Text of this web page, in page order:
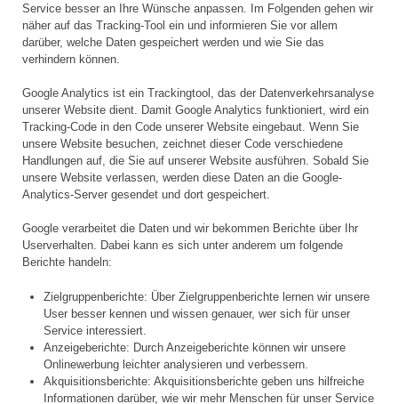
Service besser an Ihre Wünsche anpassen. Im Folgenden gehen wir
näher auf das Tracking-Tool ein und informieren Sie vor allem
darüber, welche Daten gespeichert werden und wie Sie das
verhindern können.
Google Analytics ist ein Trackingtool, das der Datenverkehrsanalyse
unserer Website dient. Damit Google Analytics funktioniert, wird ein
Tracking-Code in den Code unserer Website eingebaut. Wenn Sie
unsere Website besuchen, zeichnet dieser Code verschiedene
Handlungen auf, die Sie auf unserer Website ausführen. Sobald Sie
unsere Website verlassen, werden diese Daten an die Google-
Analytics-Server gesendet und dort gespeichert.
Google verarbeitet die Daten und wir bekommen Berichte über Ihr
Userverhalten. Dabei kann es sich unter anderem um folgende
Berichte handeln:
Zielgruppenberichte: Über Zielgruppenberichte lernen wir unsere
User besser kennen und wissen genauer, wer sich für unser
Service interessiert.
Anzeigeberichte: Durch Anzeigeberichte können wir unsere
Onlinewerbung leichter analysieren und verbessern.
Akquisitionsberichte: Akquisitionsberichte geben uns hilfreiche
Informationen darüber, wie wir mehr Menschen für unser Service